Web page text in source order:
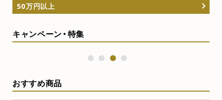
50万円以上
キャンペーン・特集
3
おすすめ商品